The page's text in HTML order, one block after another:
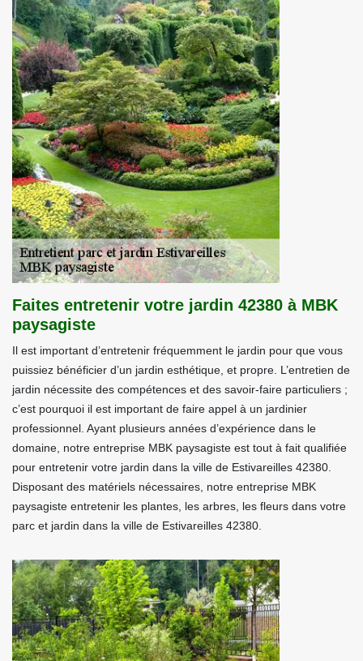
Faites entretenir votre jardin 42380 à MBK
paysagiste
Il est important d’entretenir fréquemment le jardin pour que vous
puissiez bénéficier d’un jardin esthétique, et propre. L’entretien de
jardin nécessite des compétences et des savoir-faire particuliers ;
c’est pourquoi il est important de faire appel à un jardinier
professionnel. Ayant plusieurs années d’expérience dans le
domaine, notre entreprise MBK paysagiste est tout à fait qualifiée
pour entretenir votre jardin dans la ville de Estivareilles 42380.
Disposant des matériels nécessaires, notre entreprise MBK
paysagiste entretenir les plantes, les arbres, les fleurs dans votre
parc et jardin dans la ville de Estivareilles 42380.